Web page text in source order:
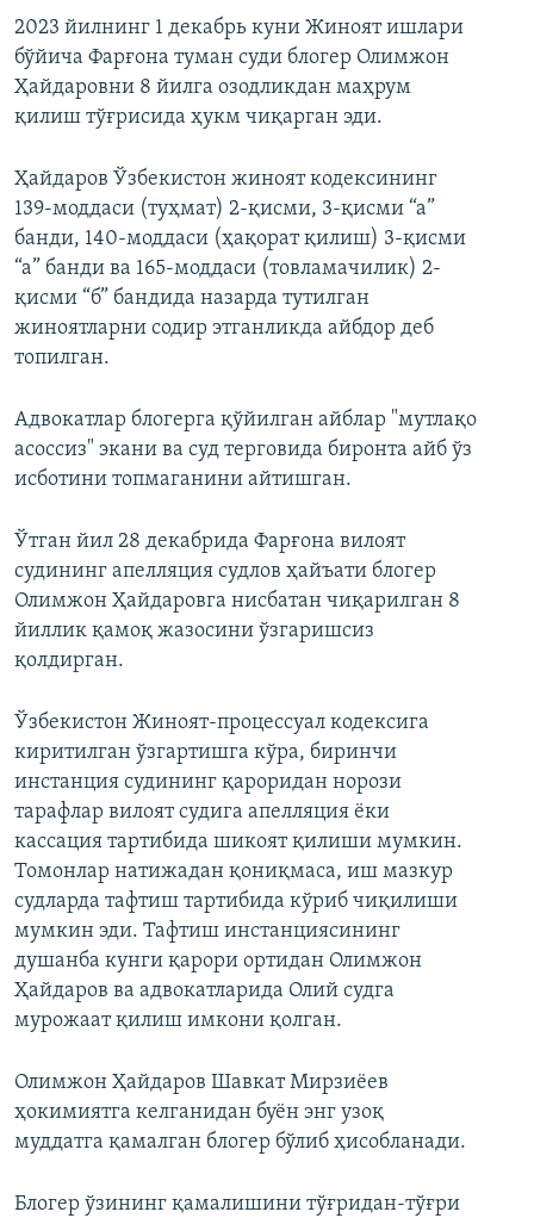
2023 йилнинг 1 декабрь куни Жиноят ишлари
бўйича Фарғона туман суди блогер Олимжон
Ҳайдаровни 8 йилга озодликдан маҳрум
қилиш тўғрисида ҳукм чиқарган эди.
Ҳайдаров Ўзбекистон жиноят кодексининг
139-моддаси (туҳмат) 2-қисми, 3-қисми “а”
банди, 140-моддаси (ҳақорат қилиш) 3-қисми
“а” банди ва 165-моддаси (товламачилик) 2-
қисми “б” бандида назарда тутилган
жиноятларни содир этганликда айбдор деб
топилган.
Адвокатлар блогерга қўйилган айблар "мутлақо
асоссиз" экани ва суд терговида биронта айб ўз
исботини топмаганини айтишган.
Ўтган йил 28 декабрида Фарғона вилоят
судининг апелляция судлов ҳайъати блогер
Олимжон Ҳайдаровга нисбатан чиқарилган 8
йиллик қамоқ жазосини ўзгаришсиз
қолдирган.
Ўзбекистон Жиноят-процессуал кодексига
киритилган ўзгартишга кўра, биринчи
инстанция судининг қароридан норози
тарафлар вилоят судига апелляция ёки
кассация тартибида шикоят қилиши мумкин.
Томонлар натижадан қониқмаса, иш мазкур
судларда тафтиш тартибида кўриб чиқилиши
мумкин эди. Тафтиш инстанциясининг
душанба кунги қарори ортидан Олимжон
Ҳайдаров ва адвокатларида Олий судга
мурожаат қилиш имкони қолган.
Олимжон Ҳайдаров Шавкат Мирзиёев
ҳокимиятга келганидан буён энг узоқ
муддатга қамалган блогер бўлиб ҳисобланади.
Блогер ўзининг қамалишини тўғридан-тўғри